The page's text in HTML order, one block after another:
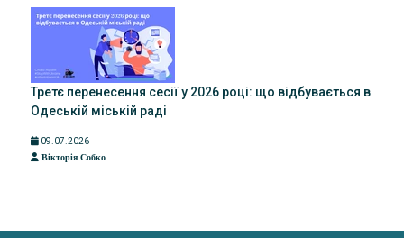
Третє перенесення сесії у 2026 році: що відбувається в
Одеській міській раді
09.07.2026
Вікторія Собко